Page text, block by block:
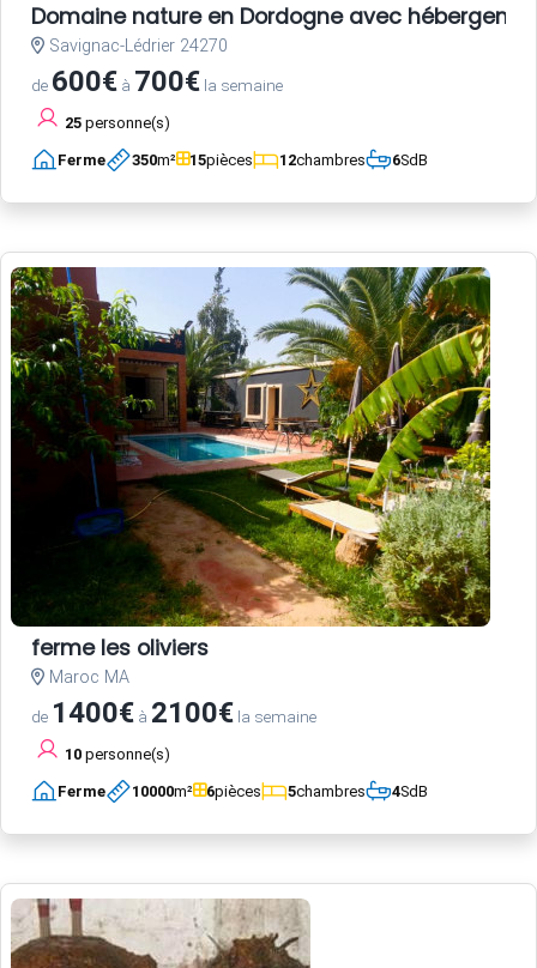
Domaine nature en Dordogne avec
Savignac-Lédrier 24270
de 600€ à 700€ la semaine
25 personne(s)
Ferme 350m² 15pièces 12chambres 6SdB
ferme les oliviers
Maroc MA
de 1400€ à 2100€ la semaine
10 personne(s)
Ferme 10000m² 6pièces 5chambres 4SdB